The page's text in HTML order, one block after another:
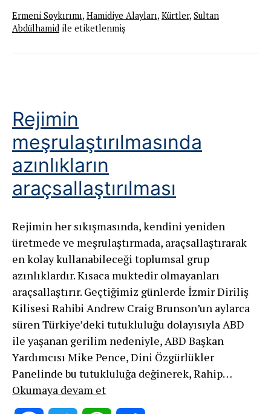
Hamidiye
Alayları
Ermeni Soykırımı, Hamidiye Alayları, Kürtler, Sultan
Abdülhamid ile etiketlenmiş
Rejimin
meşrulaştırılmasında
azınlıkların
araçsallaştırılması
Rejimin her sıkışmasında, kendini yeniden
üretmede ve meşrulaştırmada, araçsallaştırarak
en kolay kullanabileceği toplumsal grup
azınlıklardır. Kısaca muktedir olmayanları
araçsallaştırır. Geçtiğimiz günlerde İzmir Diriliş
Kilisesi Rahibi Andrew Craig Brunson’un aylarca
süren Türkiye’deki tutukluluğu dolayısıyla ABD
ile yaşanan gerilim nedeniyle, ABD Başkan
Yardımcısı Mike Pence, Dini Özgürlükler
Panelinde bu tutukluluğa değinerek, Rahip…
Okumaya devam etRejimin
meşrulaştırılmasında